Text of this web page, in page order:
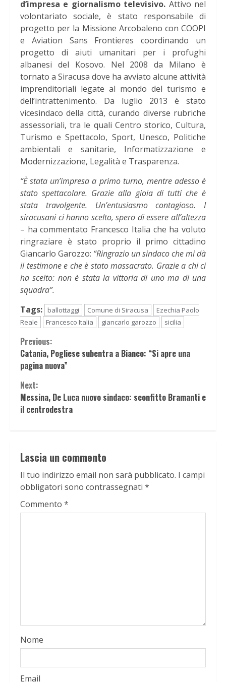
d’impresa e giornalismo televisivo. Attivo nel
volontariato sociale, è stato responsabile di
progetto per la Missione Arcobaleno con COOPI
e Aviation Sans Frontieres coordinando un
progetto di aiuti umanitari per i profughi
albanesi del Kosovo. Nel 2008 da Milano è
tornato a Siracusa dove ha avviato alcune attività
imprenditoriali legate al mondo del turismo e
dell’intrattenimento. Da luglio 2013 è stato
vicesindaco della città, curando diverse rubriche
assessoriali, tra le quali Centro storico, Cultura,
Turismo e Spettacolo, Sport, Unesco, Politiche
ambientali e sanitarie, Informatizzazione e
Modernizzazione, Legalità e Trasparenza.
“È stata un’impresa a primo turno, mentre adesso è
stato spettacolare. Grazie alla gioia di tutti che è
stata travolgente. Un’entusiasmo contagioso. I
siracusani ci hanno scelto, spero di essere all’altezza
– ha commentato Francesco Italia che ha voluto
ringraziare è stato proprio il primo cittadino
Giancarlo Garozzo: “Ringrazio un sindaco che mi dà
il testimone e che è stato massacrato. Grazie a chi ci
ha scelto: non è stata la vittoria di uno ma di una
squadra”.
Tags:
ballottaggi Comune di Siracusa
Ezechia Paolo
Reale
Francesco Italia giancarlo garozzo sicilia
Continue
Reading
Previous:
Catania, Pogliese subentra a Bianco: “Si apre una
pagina nuova”
Next:
Messina, De Luca nuovo sindaco: sconfitto Bramanti e
il centrodestra
Lascia un commento
Il tuo indirizzo email non sarà pubblicato. I campi
obbligatori sono contrassegnati *
Commento *
Nome
Email